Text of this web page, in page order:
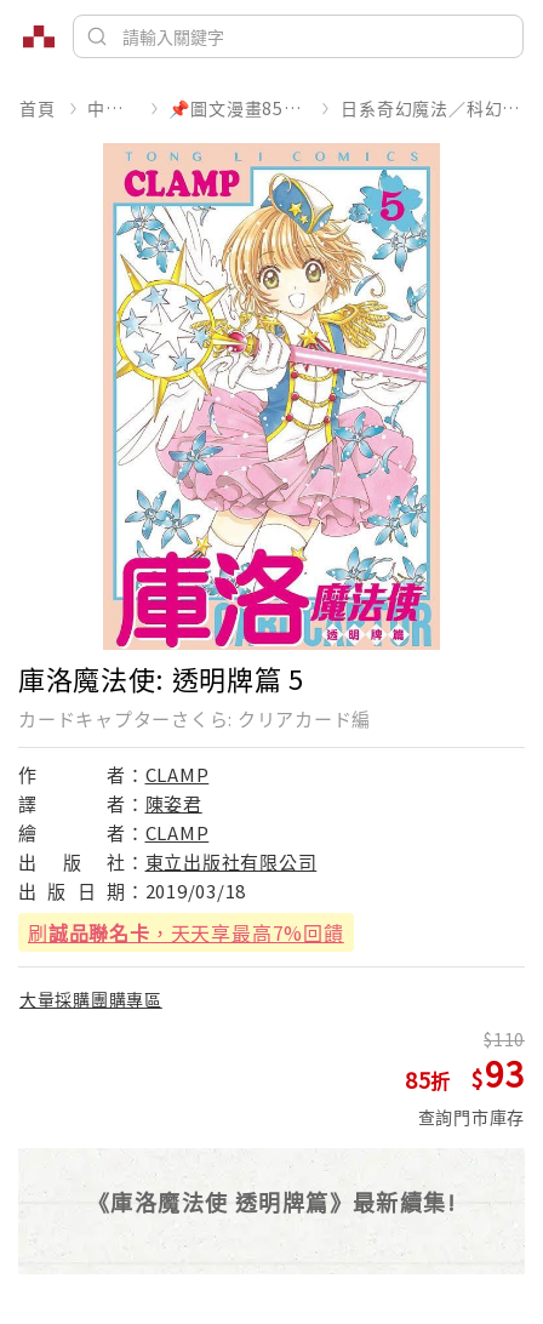
首頁 中文書 📌圖文漫畫85折起 日系奇幻魔法／科幻冒險
庫洛魔法使: 透明牌篇 5
カードキャプターさくら: クリアカード編
作 者： CLAMP
譯
者： 陳姿君
繪
者： CLAMP
出
版 社： 東立出版社有限公司
出 版 日 期： 2019/03/18
刷誠品聯名卡 ，天天享最高7%回饋
大量採購團購專區
85
110
93
查詢門市庫存
《庫洛魔法使 透明牌篇》最新續集!